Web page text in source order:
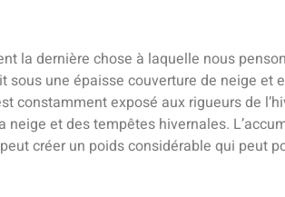
la dernière chose à laquelle nous
sous une épaisse couverture de neige et
constamment exposé aux rigueurs de
neige et des tempêtes hivernales.
créer un poids considérable qui peut